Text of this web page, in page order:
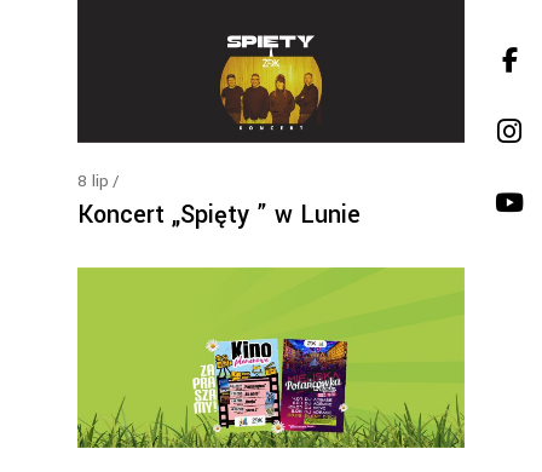
8 lip
Koncert „Spięty ” w Lunie